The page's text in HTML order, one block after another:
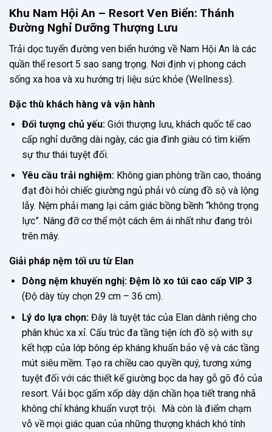
Khu Nam Hội An – Resort Ven Biển: Thánh
Đường Nghỉ Dưỡng Thượng Lưu
Trải dọc tuyến đường ven biển hướng về Nam Hội An là các
quần thể resort 5 sao sang trọng. Nơi định vị phong cách
sống xa hoa và xu hướng trị liệu sức khỏe (Wellness).
Đặc thù khách hàng và vận hành
Đối tượng chủ yếu:Giới thượng lưu, khách quốc tế cao
cấp nghỉ dưỡng dài ngày, các gia đình giàu có tìm kiếm
sự thư thái tuyệt đối.
Yêu cầu trải nghiệm:Không gian phòng trần cao, thoáng
đạt đòi hỏi chiếc giường ngủ phải vô cùng đồ sộ và lộng
lẫy. Nệm phải mang lại cảm giác bồng bềnh “không trọng
lực”. Nâng đỡ cơ thể một cách êm ái nhất như đang trôi
trên mây.
Giải pháp nệm tối ưu từ Elan
Dòng nệm khuyến nghị: Đệm lò xo túi cao cấp VIP 3
(Độ dày tùy chọn 29 cm – 36 cm).
Lý do lựa chọn:Đây là tuyệt tác của Elan dành riêng cho
phân khúc xa xỉ. Cấu trúc đa tầng tiện ích đồ sộ with sự
kết hợp của lớp bông ép kháng khuẩn bảo vệ và các tầng
mút siêu mềm. Tạo ra chiều cao quyền quý, tương xứng
tuyệt đối với các thiết kế giường bọc da hay gỗ gõ đỏ của
resort. Vải bọc gấm xốp dày dặn chần họa tiết trang nhã
không chỉ kháng khuẩn vượt trội. Mà còn là điểm chạm
vỗ về mọi giác quan của những thượng khách khó tính